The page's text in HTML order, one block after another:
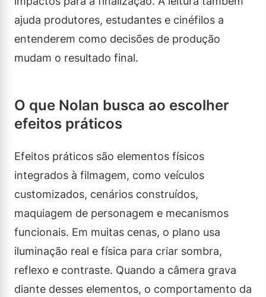
ajuda produtores, estudantes e cinéfilos a
entenderem como decisões de produção
mudam o resultado final.
O que Nolan busca ao escolher
efeitos práticos
Efeitos práticos são elementos físicos
integrados à filmagem, como veículos
customizados, cenários construídos,
maquiagem de personagem e mecanismos
funcionais. Em muitas cenas, o plano usa
iluminação real e física para criar sombra,
reflexo e contraste. Quando a câmera grava
diante desses elementos, o comportamento da